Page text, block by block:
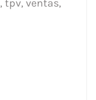
, tpv, ventas,